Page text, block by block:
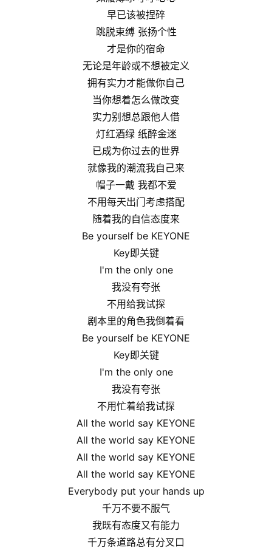
早已该被捏碎
跳脱束缚 张扬个性
才是你的宿命
无论是年龄或不想被定义
拥有实力才能做你自己
当你想着怎么做改变
实力别想总跟他人借
灯红酒绿 纸醉金迷
已成为你过去的世界
就像我的潮流我自己来
帽子一戴 我都不爱
不用每天出门考虑搭配
随着我的自信态度来
Be yourself be KEYONE
Key即关键
I'm the only one
我没有夸张
不用给我试探
剧本里的角色我倒着看
Be yourself be KEYONE
Key即关键
I'm the only one
我没有夸张
不用忙着给我试探
All the world say KEYONE
All the world say KEYONE
All the world say KEYONE
All the world say KEYONE
Everybody put your hands up
千万不要不服气
我既有态度又有能力
千万条道路总有分叉口